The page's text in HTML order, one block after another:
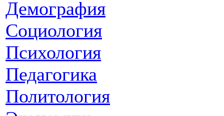
Демография
Социология
Психология
Педагогика
Политология